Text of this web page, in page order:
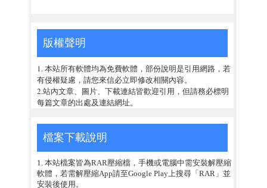
版權聲明
1. 本站所有軟體均為免費軟體，部份說明是引用網路，若
有侵權疑慮，請您來信必立即修改相關內容。
2.站內文章、圖片、下載連結皆歡迎引用，但請務必標明
每篇文章的出處及連結網址。
檔案下載說明
1. 本站檔案皆為RAR壓縮檔，手機或電腦中需安裝解壓縮
軟體，若需解壓縮App請至Google Play上搜尋「RAR」並
安裝後使用。